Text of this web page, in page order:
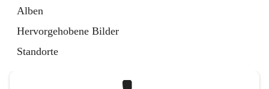
Alben
Hervorgehobene Bilder
Standorte